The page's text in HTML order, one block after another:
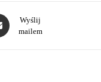
Wyślij
mailem